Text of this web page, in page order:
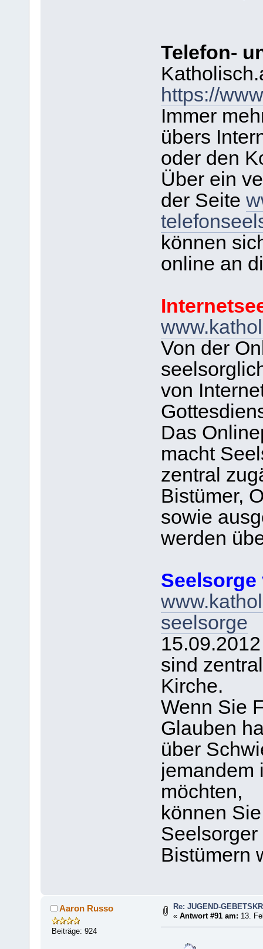
Telefon-
https://
Immer
übers
oder den
Über ein
der Seite
können
online an
Von der
von
Das
macht
zentral
Bistümer,
sowie
werden
seelsorge
sind
Kirche.
Wenn Sie
Glauben
über
jemandem
möchten,
können
Bistümern
Aaron Russo
Beiträge: 924
Re: JUGEND-
«Antwort #91 am: 13.